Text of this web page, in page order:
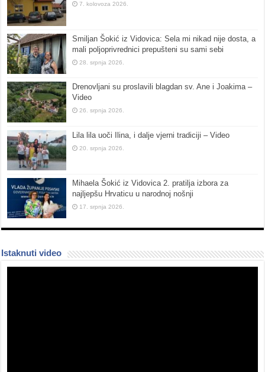
7. kolovoza 2026.
Smiljan Šokić iz Vidovica: Sela mi nikad nije dosta, a
mali poljoprivrednici prepušteni su sami sebi
28. srpnja 2026.
Drenovljani su proslavili blagdan sv. Ane i Joakima –
Video
26. srpnja 2026.
Lila lila uoči Ilina, i dalje vjerni tradiciji – Video
20. srpnja 2026.
Mihaela Šokić iz Vidovica 2. pratilja izbora za
najljepšu Hrvaticu u narodnoj nošnji
17. srpnja 2026.
Istaknuti video